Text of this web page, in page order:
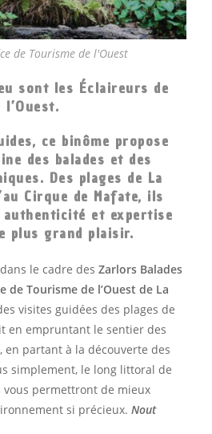
de Tourisme de l'Ouest
sont les Éclaireurs de
l’Ouest.
ce binôme propose
des balades et des
Des plages de La
Cirque de Mafate, ils
authenticité et expertise
plus grand plaisir.
le cadre desZarlors Balades
de Tourisme de l’Ouest de La
visites guidées des plages de
en empruntant le sentier des
en partant à la découverte des
simplement, le long littoral de
vous permettront de mieux
si précieux. Nout